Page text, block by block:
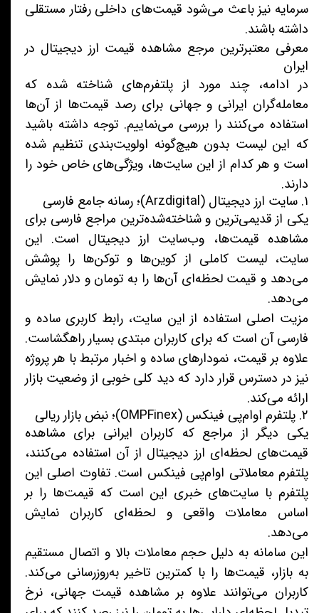
سرمایه نیز باعث می‌شود قیمت‌های داخلی رفتار مستقلی
داشته باشند.
معرفی معتبرترین مرجع مشاهده قیمت ارز دیجیتال در
ایران
در ادامه، چند مورد از پلتفرم‌های شناخته شده که
معامله‌گران ایرانی و جهانی برای رصد قیمت‌ها از آن‌ها
استفاده می‌کنند را بررسی می‌نماییم. توجه داشته باشید
که این لیست بدون هیچ‌گونه اولویت‌بندی تنظیم شده
است و هر کدام از این سایت‌ها، ویژگی‌های خاص خود را
دارند.
۱. سایت ارز دیجیتال (Arzdigital)؛ رسانه جامع فارسی
یکی از قدیمی‌ترین و شناخته‌‌شده‌ترین مراجع فارسی برای
مشاهده قیمت‌ها، وب‌سایت ارز دیجیتال است. این
سایت، لیست کاملی از کوین‌ها و توکن‌ها را پوشش
می‌دهد و قیمت لحظه‌ای آن‌ها را به تومان و دلار نمایش
می‌دهد.
مزیت اصلی استفاده از این سایت، رابط کاربری ساده و
فارسی آن است که برای کاربران مبتدی بسیار راهگشاست.
علاوه بر قیمت، نمودارهای ساده و اخبار مرتبط با هر پروژه
نیز در دسترس قرار دارد که دید کلی خوبی از وضعیت بازار
ارائه می‌کند.
۲. پلتفرم او‌ام‌پی فینکس (OMPFinex)؛ نبض بازار ریالی
یکی دیگر از مراجع که کاربران ایرانی برای مشاهده
قیمت‌های لحظه‌ای ارز دیجیتال از آن استفاده می‌کنند،
پلتفرم معاملاتی او‌ام‌پی فینکس است. تفاوت اصلی این
پلتفرم با سایت‌های خبری این است که قیمت‌ها را بر
اساس معاملات واقعی و لحظه‌ای کاربران نمایش
می‌دهد.
این سامانه به دلیل حجم معاملات بالا و اتصال مستقیم
به بازار، قیمت‌ها را با کمترین تاخیر به‌روزرسانی می‌کند.
کاربران می‌توانند علاوه بر مشاهده قیمت جهانی، نرخ